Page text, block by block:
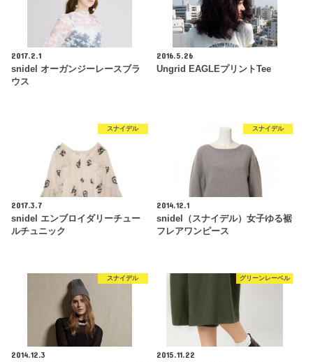
2017.2.1
snidel オーガンジーレースブラ
ウス
2016.5.26
Ungrid EAGLEプリントTee
スナイデル
2017.3.7
snidel エンブロイダリーチュー
ルチュニック
スナイデル
2014.12.1
snidel（スナイデル）女子ゆる裾
フレアワンピース
スナイデル
2014.12.3
グリーンレーベル
2015.11.22